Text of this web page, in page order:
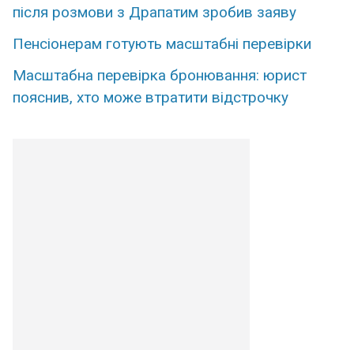
після розмови з Драпатим зробив заяву
Пенсіонерам готують масштабні перевірки
Масштабна перевірка бронювання: юрист
пояснив, хто може втратити відстрочку